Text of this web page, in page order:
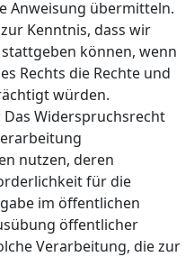
Anweisung übermitteln.
Kenntnis, dass wir
können, wenn
Rechts die Rechte und
würden.
Das Widerspruchsrecht
nutzen, deren
für die
im öffentlichen
öffentlicher
Verarbeitung, die zur